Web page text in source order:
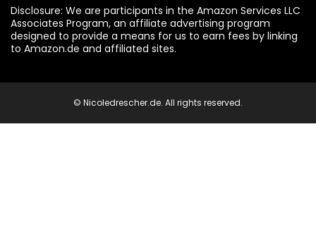
Disclosure: We are participants in the Amazon Services LLC
Associates Program, an affiliate advertising program
designed to provide a means for us to earn fees by linking
to Amazon.de and affiliated sites.
© Nicoledrescher.de. All rights reserved.